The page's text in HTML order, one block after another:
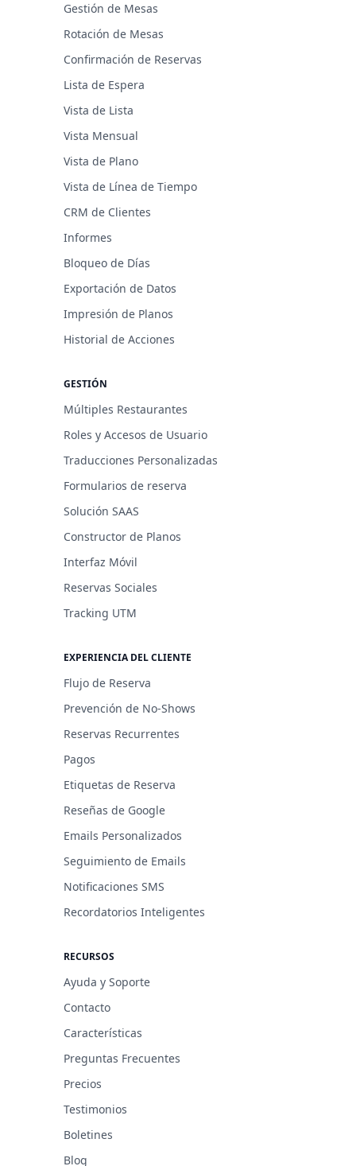
Gestión de Mesas
Rotación de Mesas
Confirmación de Reservas
Lista de Espera
Vista de Lista
Vista Mensual
Vista de Plano
Vista de Línea de Tiempo
CRM de Clientes
Informes
Bloqueo de Días
Exportación de Datos
Impresión de Planos
Historial de Acciones
GESTIÓN
Múltiples Restaurantes
Roles y Accesos de Usuario
Traducciones Personalizadas
Formularios de reserva
Solución SAAS
Constructor de Planos
Interfaz Móvil
Reservas Sociales
Tracking UTM
EXPERIENCIA DEL CLIENTE
Flujo de Reserva
Prevención de No-Shows
Reservas Recurrentes
Pagos
Etiquetas de Reserva
Reseñas de Google
Emails Personalizados
Seguimiento de Emails
Notificaciones SMS
Recordatorios Inteligentes
RECURSOS
Ayuda y Soporte
Contacto
Características
Preguntas Frecuentes
Precios
Testimonios
Boletines
Blog